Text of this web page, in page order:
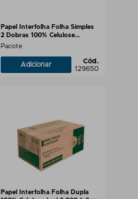
Papel Interfolha Folha Simples
2 Dobras 100% Celulose
20x20cm Alve Slim 1000 folhas
Pacote
Adicionar
Cód.
129650
Papel Interfolha Folha Dupla